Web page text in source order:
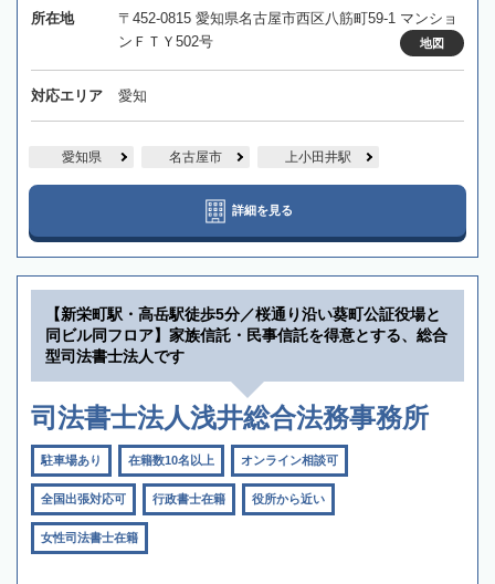
所在地
〒452-0815 愛知県名古屋市西区八筋町59-1 マンショ
ンＦＴＹ502号
地図
対応エリア 愛知
愛知県 名古屋市 上小田井駅
詳細を見る
【新栄町駅・高岳駅徒歩5分／桜通り沿い葵町公証役場と
同ビル同フロア】家族信託・民事信託を得意とする、総合
型司法書士法人です
司法書士法人浅井総合法務事務所
駐車場あり 在籍数10名以上 オンライン相談可
全国出張対応可 行政書士在籍 役所から近い
女性司法書士在籍